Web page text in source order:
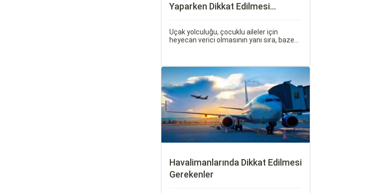
Yaparken Dikkat Edilmesi
Uçak yolculuğu, çocuklu aileler için
heyecan verici olmasının yanı sıra, bazen
hale getirebilirsiniz.
Havalimanlarında Dikkat Edilmesi
Gerekenler